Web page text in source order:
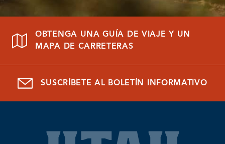
OBTENGA UNA GUÍA DE VIAJE Y UN
MAPA DE CARRETERAS
SUSCRÍBETE AL BOLETÍN INFORMATIVO